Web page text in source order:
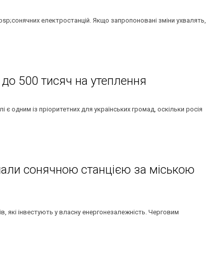
електростанцій. Якщо запропоновані зміни ухвалять,
500 тисяч на утеплення
є одним із пріоритетних для українських громад, оскільки росія
сонячною станцією за міською
які інвестують у власну енергонезалежність. Черговим